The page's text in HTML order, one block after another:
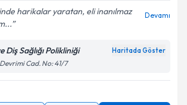
harikalar yaratan, eli inanılmaz
Devamı
Diş Sağlığı Polikliniği Haritada Göster
Cad. No: 41/7